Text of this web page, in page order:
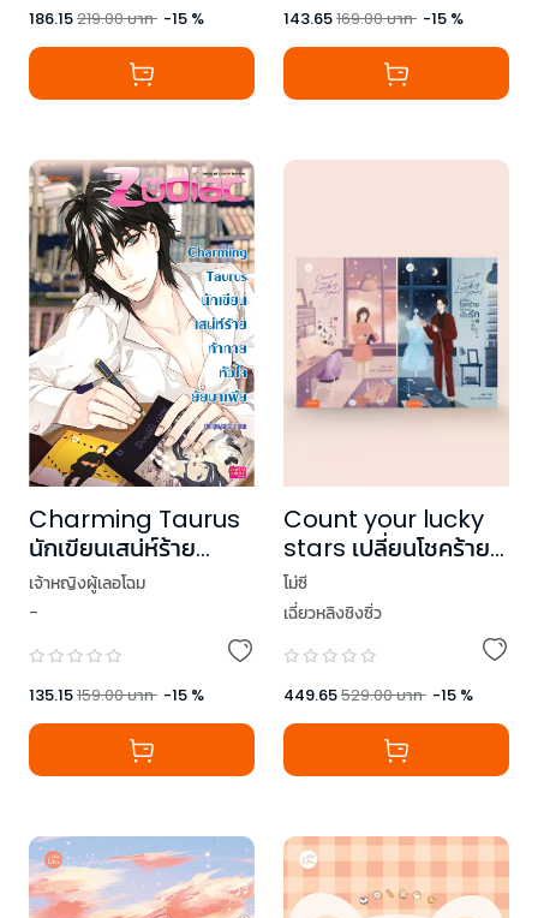
186.15219.00บาท -15 % 143.65169.00บาท -15 %
Charming Taurus
นักเขียนเสน่ห์ร้าย
ท้าทายหัวใจยัยมาเฟีย
ชุด Prince of
เจ้าหญิงผู้เลอโฉม
-
135.15159.00บาท -15 %
Count your lucky
stars เปลี่ยนโชคร้าย
ให้กลายเป็นรัก เล่ม 1-2
(2 เล่มจบ)
โม่ซี
เฉี่ยวหลิงชิงซิ่ว
449.65529.00บาท -15 %